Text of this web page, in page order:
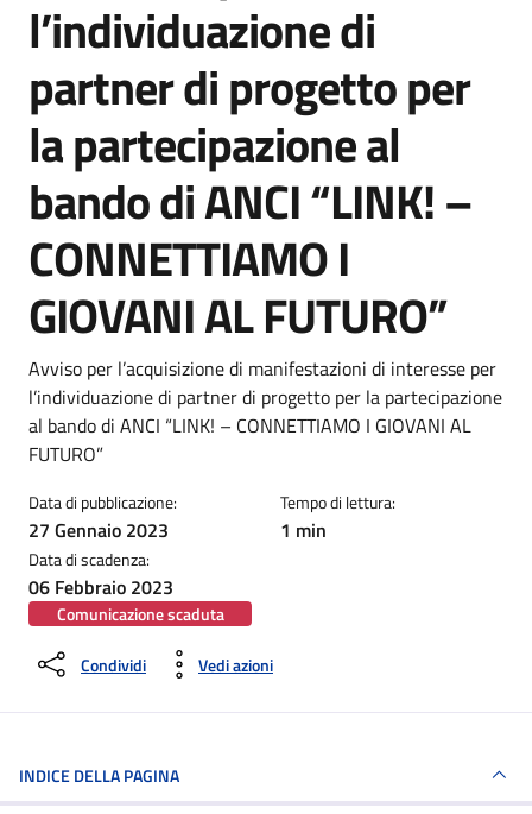
l’individuazione di
partner di progetto per
la partecipazione al
bando di ANCI “LINK! –
CONNETTIAMO I
GIOVANI AL FUTURO”
Dettagli della notizia
Avviso per l’acquisizione di manifestazioni di interesse per
l’individuazione di partner di progetto per la partecipazione
al bando di ANCI “LINK! – CONNETTIAMO I GIOVANI AL
FUTURO”
Data di pubblicazione:
27 Gennaio 2023
Data di scadenza:
06 Febbraio 2023
Comunicazione scaduta
Tempo di lettura:
1 min
Condividi Vedi azioni
INDICE DELLA PAGINA